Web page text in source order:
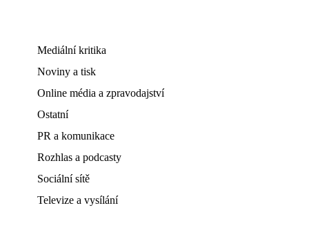
Mediální kritika
Noviny a tisk
Online média a zpravodajství
Ostatní
PR a komunikace
Rozhlas a podcasty
Sociální sítě
Televize a vysílání